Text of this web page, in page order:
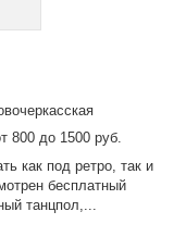
800 до 1500 руб.
как под ретро, так и
бесплатный
танцпол,...